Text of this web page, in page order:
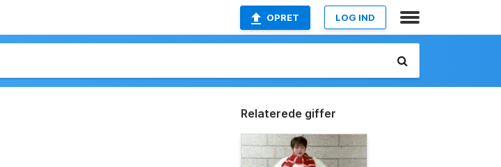
OPRET LOG IND
Relaterede giffer